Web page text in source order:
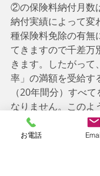
②の保険料納付月数
納付実績によって変
種保険料免除の有無
てきますので千差万
きます。したがって
率」の満額を受給す
（20年間分）すべ
なりません。このよ
ルペンション減額方
す。
お電話